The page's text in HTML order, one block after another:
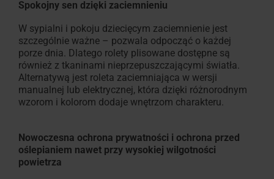
Spokojny sen dzięki zaciemnieniu
W sypialni i pokoju dziecięcym zaciemnienie jest
szczególnie ważne – pozwala odpocząć o każdej
porze dnia. Dlatego rolety plisowane dostępne są
również z tkaninami nieprzepuszczającymi światła.
Alternatywą jest roleta zaciemniająca w wersji
manualnej lub elektrycznej, która dzięki różnorodnym
wzorom i kolorom dodaje wnętrzom charakteru.
Nowoczesna ochrona prywatności i ochrona przed
oślepianiem nawet przy wysokiej wilgotności
powietrza